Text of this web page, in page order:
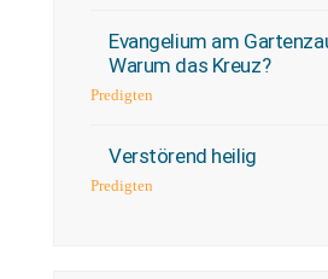
Evangelium am
Warum das Kreuz?
Predigten
Verstörend heilig
Predigten